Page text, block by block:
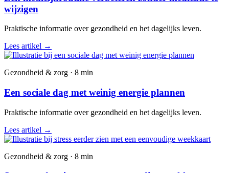
wijzigen
Praktische informatie over gezondheid en het dagelijks leven.
Lees artikel →
Gezondheid & zorg · 8 min
Een sociale dag met weinig energie plannen
Praktische informatie over gezondheid en het dagelijks leven.
Lees artikel →
Gezondheid & zorg · 8 min